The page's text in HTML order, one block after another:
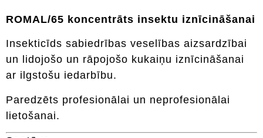
ROMAL/65 koncentrāts insektu iznīcināšanai
Insekticīds sabiedrības veselības aizsardzībai
un lidojošo un rāpojošo kukaiņu iznīcināšanai
ar ilgstošu iedarbību.
Paredzēts profesionālai un neprofesionālai
lietošanai.